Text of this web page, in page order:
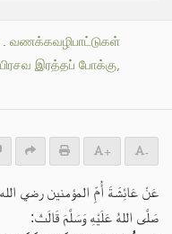
. வணக்கவழிபாட்டுகள்
இரத்தப் போக்கு,
+ -
عَنْ عَائِشَةَ أُمِّ المؤمنين رضي
صَلَّى اللهُ عَلَيْهِ وَسَلَّمَ قَالَتْ: